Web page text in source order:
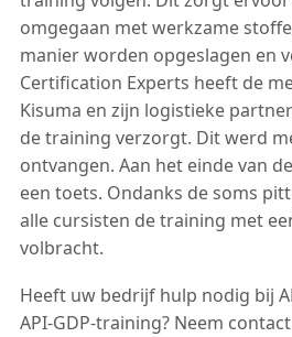
omgegaan met werkzame
manier worden opgeslagen en
Certification Experts heeft de
Kisuma en zijn logistieke
de training verzorgt. Dit werd
ontvangen. Aan het einde van
een toets. Ondanks de soms
alle cursisten de training met
volbracht.
Heeft uw bedrijf hulp nodig bij
API-GDP-training? Neem